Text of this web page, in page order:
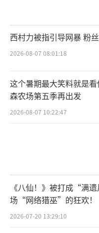
西村力被指引导网暴 粉
2026-08-07 08:01:18
这个暑期最大笑料就是
森农场第五季再出发
2026-08-07 10:22:47
《八仙！》被打成“满
场“网络猎巫”的狂欢！
焦虑？
2026-07-20 13:29:10